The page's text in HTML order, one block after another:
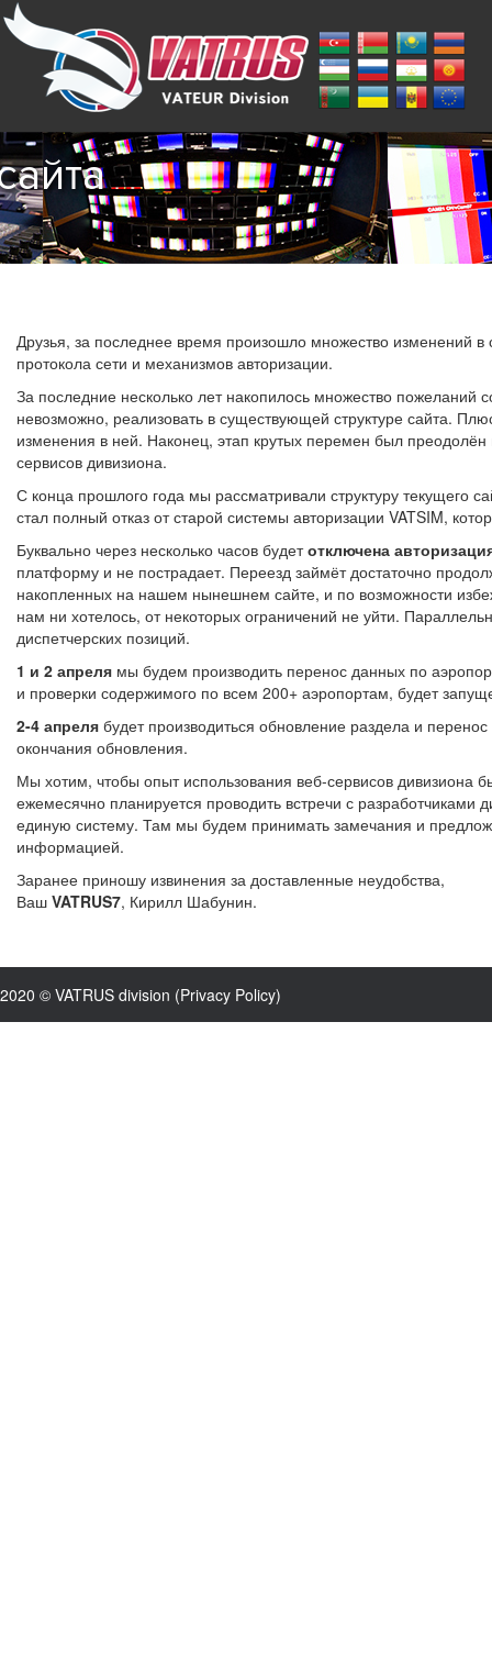
Друзья, за последнее время произошло множество изменений
протокола сети и механизмов авторизации.
За последние несколько лет накопилось множество пожеланий
невозможно, реализовать в существующей структуре сайта.
изменения в ней. Наконец, этап крутых перемен был преодолён
сервисов дивизиона.
С конца прошлого года мы рассматривали структуру
стал полный отказ от старой системы авторизации VATSIM,
Буквально через несколько часов будетотключена
платформу и не пострадает. Переезд займёт достаточно
накопленных на нашем нынешнем сайте, и по возможности
нам ни хотелось, от некоторых ограничений не уйти.
диспетчерских позиций.
1 и 2 апреля мы будем производить перенос данных по
и проверки содержимого по всем 200+ аэропортам, будет
2-4 апреля будет производиться обновление раздела и
окончания обновления.
Мы хотим, чтобы опыт использования веб-сервисов дивизиона
ежемесячно планируется проводить встречи с разработчиками
единую систему. Там мы будем принимать замечания и
информацией.
Заранее приношу извинения за доставленные неудобства,
Ваш VATRUS7, Кирилл Шабунин.
2020 © VATRUS division (Privacy Policy)